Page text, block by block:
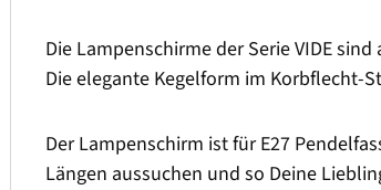
Die Lampenschirme der Serie VIDE
Die elegante Kegelform im Korbflecht-
Der Lampenschirm ist für E27
Längen aussuchen und so Deine